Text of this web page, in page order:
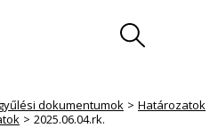
dokumentumok
Határozatok
2025.06.04.rk.